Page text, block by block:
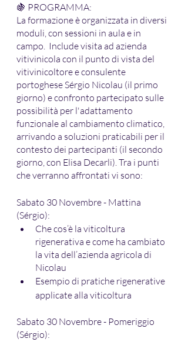
🍇 PROGRAMMA:
La formazione è organizzata in diversi
moduli, con sessioni in aula e in
campo.  Include visita ad azienda
vitivinicola con il punto di vista del
vitivinicoltore e consulente
portoghese Sérgio Nicolau (il primo
giorno) e confronto partecipato sulle
possibilità per l'adattamento
funzionale al cambiamento climatico,
arrivando a soluzioni praticabili per il
contesto dei partecipanti (il secondo
giorno, con Elisa Decarli). Tra i punti
che verranno affrontati vi sono:
Sabato 30 Novembre - Mattina
(Sérgio):
Che cos’è la viticoltura
rigenerativa e come ha cambiato
la vita dell’azienda agricola di
Nicolau
Esempio di pratiche rigenerative
applicate alla viticoltura
Sabato 30 Novembre - Pomeriggio
(Sérgio):